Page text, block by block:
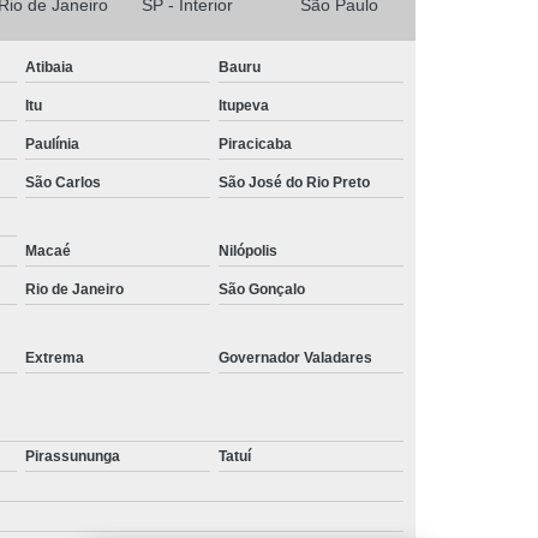
de Janeiro SP - Interior São Paulo
Atibaia Bauru
Itu Itupeva
Paulínia Piracicaba
São Carlos São José do Rio Preto
Macaé Nilópolis
Rio de Janeiro São Gonçalo
Extrema Governador Valadares
Pirassununga
Tatuí